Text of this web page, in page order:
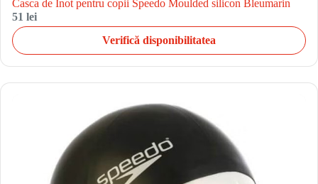
Casca de Inot pentru copii Speedo Moulded silicon Bleumarin
51 lei
Verifică disponibilitatea